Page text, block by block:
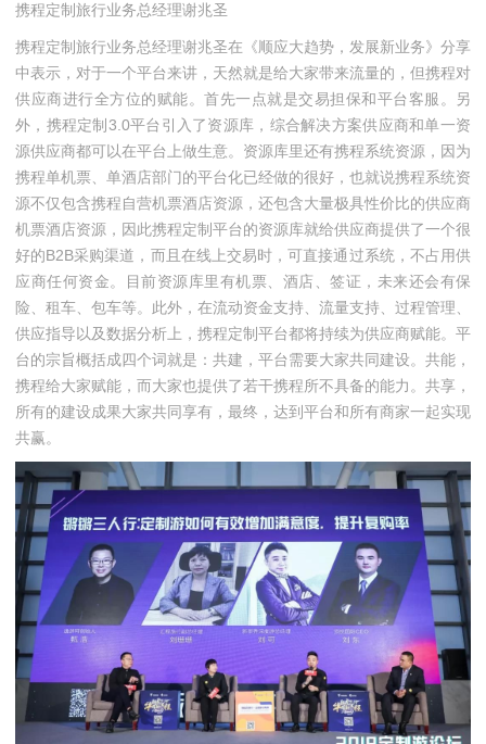
携程定制旅行业务总经理谢兆圣
携程定制旅行业务总经理谢兆圣在《顺应大趋势，发展新业务》分享
中表示，对于一个平台来讲，天然就是给大家带来流量的，但携程对
供应商进行全方位的赋能。首先一点就是交易担保和平台客服。另
外，携程定制3.0平台引入了资源库，综合解决方案供应商和单一资
源供应商都可以在平台上做生意。资源库里还有携程系统资源，因为
携程单机票、单酒店部门的平台化已经做的很好，也就说携程系统资
源不仅包含携程自营机票酒店资源，还包含大量极具性价比的供应商
机票酒店资源，因此携程定制平台的资源库就给供应商提供了一个很
好的B2B采购渠道，而且在线上交易时，可直接通过系统，不占用供
应商任何资金。目前资源库里有机票、酒店、签证，未来还会有保
险、租车、包车等。此外，在流动资金支持、流量支持、过程管理、
供应指导以及数据分析上，携程定制平台都将持续为供应商赋能。平
台的宗旨概括成四个词就是：共建，平台需要大家共同建设。共能，
携程给大家赋能，而大家也提供了若干携程所不具备的能力。共享，
所有的建设成果大家共同享有，最终，达到平台和所有商家一起实现
共赢。